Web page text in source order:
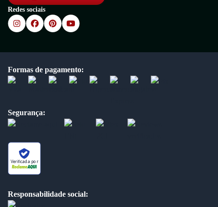
Redes sociais
Formas de pagamento:
Segurança:
Verificada por
Responsabilidade social: